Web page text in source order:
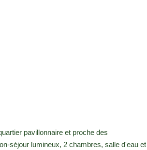
pavillonnaire et proche des
séjour lumineux, 2 chambres, salle d'eau et